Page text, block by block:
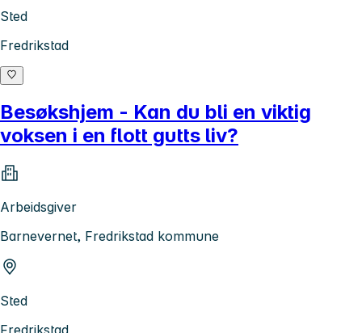
Sted
Fredrikstad
Besøkshjem - Kan du bli en viktig
voksen i en flott gutts liv?
Arbeidsgiver
Barnevernet, Fredrikstad kommune
Sted